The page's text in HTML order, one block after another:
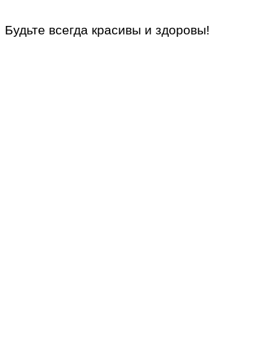
Будьте всегда красивы и здоровы!